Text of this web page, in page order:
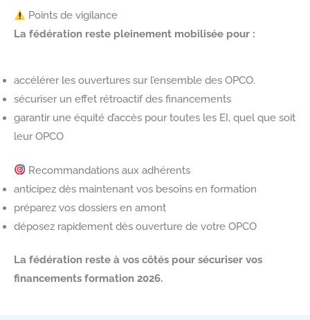
Points de vigilance
La fédération reste pleinement mobilisée pour :
accélérer les ouvertures sur l’ensemble des OPCO.
sécuriser un effet rétroactif des financements
garantir une équité d’accès pour toutes les EI, quel que soit
leur OPCO
Recommandations aux adhérents
anticipez dès maintenant vos besoins en formation
préparez vos dossiers en amont
déposez rapidement dès ouverture de votre OPCO
La fédération reste à vos côtés pour sécuriser vos
financements formation 2026.